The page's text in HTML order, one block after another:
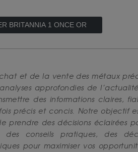
BRITANNIA 1 ONCE OR
et de la vente des métaux
approfondies de
des informations claires,
précis et concis. Notre objectif
des décisions éclairées
conseils pratiques, des
pour maximiser vos